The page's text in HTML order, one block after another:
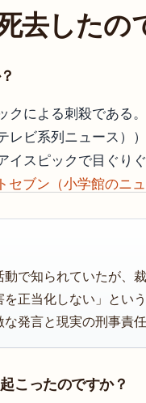
去したの
クによる刺殺である
レビ系列ニュース））
イスピックで目ぐり
セブン（小学館のニュ
で知られていたが、
を正当化しない」とい
発言と現実の刑事責
こったのですか？